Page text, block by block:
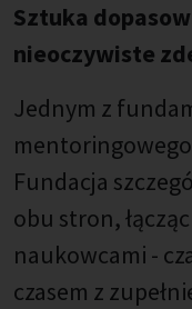
Sztuka
nieoczywiste
Jednym z
Fundacja
obu stron,
naukowcami -
czasem z